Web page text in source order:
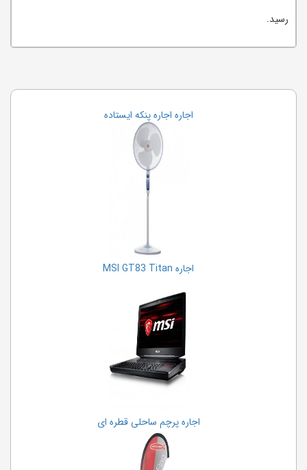
رسید.
اجاره تخته وایت برد